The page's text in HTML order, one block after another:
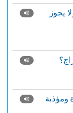
يجوز
ومؤذية